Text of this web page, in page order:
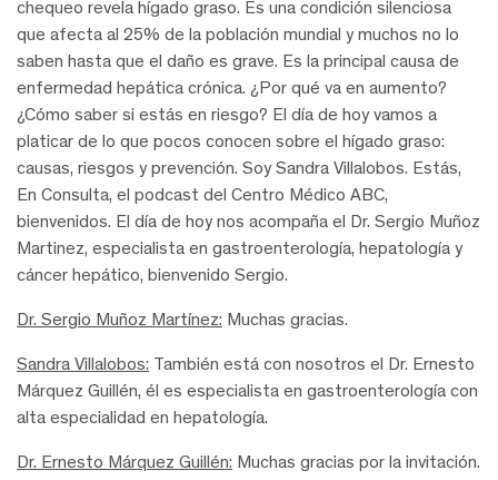
chequeo revela hígado graso. Es una condición silenciosa
que afecta al 25% de la población mundial y muchos no lo
saben hasta que el daño es grave. Es la principal causa de
enfermedad hepática crónica. ¿Por qué va en aumento?
¿Cómo saber si estás en riesgo? El día de hoy vamos a
platicar de lo que pocos conocen sobre el hígado graso:
causas, riesgos y prevención. Soy Sandra Villalobos. Estás,
En Consulta, el podcast del Centro Médico ABC,
bienvenidos. El día de hoy nos acompaña el Dr. Sergio Muñoz
Martinez, especialista en gastroenterología, hepatología y
cáncer hepático, bienvenido Sergio.
Dr. Sergio Muñoz Martínez: Muchas gracias.
Sandra Villalobos: También está con nosotros el Dr. Ernesto
Márquez Guillén, él es especialista en gastroenterología con
alta especialidad en hepatología.
Dr. Ernesto Márquez Guillén: Muchas gracias por la invitación.